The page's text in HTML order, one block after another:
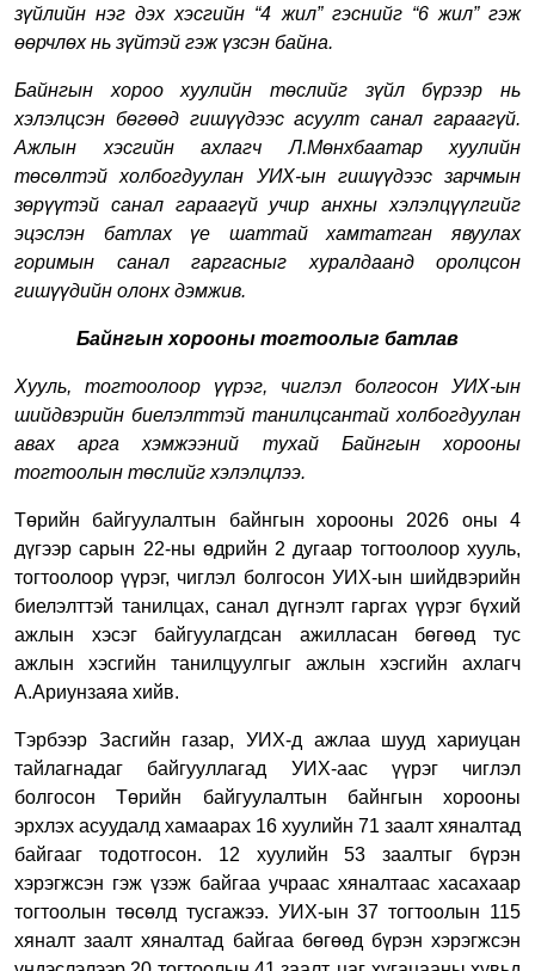
зүйлийн нэг дэх хэсгийн “4 жил”гэснийг “6 жил”гэж
өөрчлөх нь зүйтэй гэж үзсэн байна.
Байнгын хороо хуулийн төслийг зүйл бүрээр нь
хэлэлцсэн бөгөөд гишүүдээс асуулт санал гараагүй.
Ажлын хэсгийн ахлагч Л.Мөнхбаатар хуулийн
төсөлтэй холбогдуулан УИХ-ын гишүүдээс зарчмын
зөрүүтэй санал гараагүй учир анхны хэлэлцүүлгийг
эцэслэн батлах үе шаттай хамтатган явуулах
горимын санал гаргасныг хуралдаанд оролцсон
гишүүдийн олонх дэмжив.
Байнгын хорооны тогтоолыг батлав
Хууль, тогтоолоор үүрэг, чиглэл болгосон УИХ-ын
шийдвэрийн биелэлттэй танилцсантай холбогдуулан
авах арга хэмжээний тухай Байнгын хорооны
тогтоолын төслийг хэлэлцлээ.
Төрийн байгуулалтын байнгын хорооны 2026 оны 4
дүгээр сарын 22-ны өдрийн 2 дугаар тогтоолоор хууль,
тогтоолоор үүрэг, чиглэл болгосон УИХ-ын шийдвэрийн
биелэлттэй танилцах, санал дүгнэлт гаргах үүрэг бүхий
ажлын хэсэг байгуулагдсан ажилласан бөгөөд тус
ажлын хэсгийн танилцуулгыг ажлын хэсгийн ахлагч
А.Ариунзаяа хийв.
Тэрбээр Засгийн газар, УИХ-д ажлаа шууд хариуцан
тайлагнадаг байгууллагад УИХ-аас үүрэг чиглэл
болгосон Төрийн байгуулалтын байнгын хорооны
эрхлэх асуудалд хамаарах 16 хуулийн 71 заалт хяналтад
байгааг тодотгосон. 12 хуулийн 53 заалтыг бүрэн
хэрэгжсэн гэж үзэж байгаа учраас хяналтаас хасахаар
тогтоолын төсөлд тусгажээ. УИХ-ын 37 тогтоолын 115
хяналт заалт хяналтад байгаа бөгөөд бүрэн хэрэгжсэн